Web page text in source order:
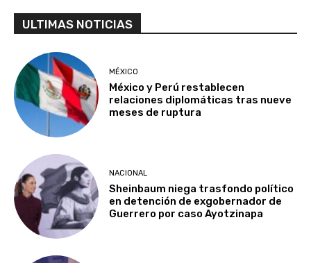
ULTIMAS NOTICIAS
MÉXICO
México y Perú restablecen
relaciones diplomáticas tras nueve
meses de ruptura
NACIONAL
Sheinbaum niega trasfondo político
en detención de exgobernador de
Guerrero por caso Ayotzinapa